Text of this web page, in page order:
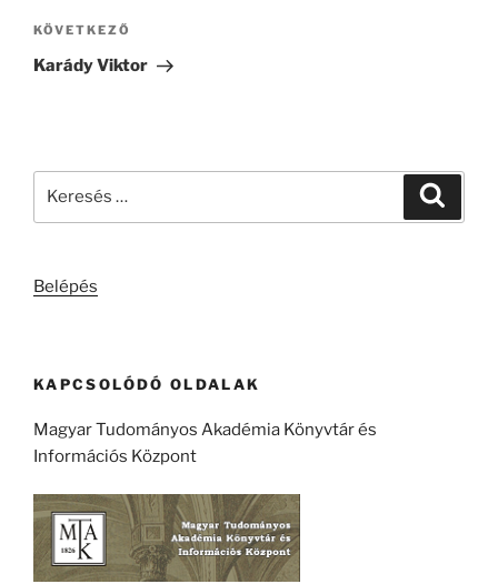
Következő
bejegyzés
KÖVETKEZŐ
Karády Viktor
Belépés
KAPCSOLÓDÓ OLDALAK
Magyar Tudományos Akadémia Könyvtár és
Információs Központ